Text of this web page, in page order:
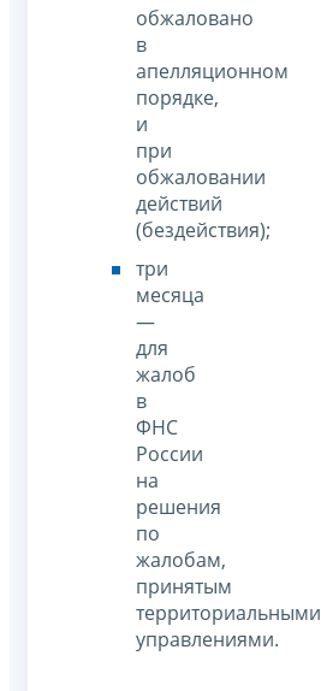
обжаловано
в
апелляционном
порядке,
и
при
обжаловании
действий
(бездействия);
три
месяца
—
для
жалоб
в
ФНС
России
на
решения
по
жалобам,
принятым
территориальными
управлениями.